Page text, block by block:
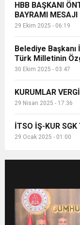
HBB BAŞKANI
BAYRAMI MESAJI
29 Ekim 2025 - 06:19
Belediye
Türk Milletinin
30 Ekim 2025 - 03:47
KURUMLAR
29 Nisan 2025 - 17:36
İTSO İŞ-KUR
29 Ocak 2025 - 01:00